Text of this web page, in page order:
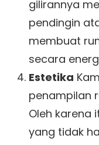
gilirannya
pendingin
membuat
secara
Estetika
penampilan
Oleh karena
yang tidak